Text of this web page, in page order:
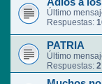
Último
Respuestas:
PATRIA
Último
Respuestas: 2